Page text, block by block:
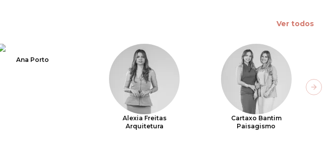
Ver todos
Ana Porto
Alexia Freitas
Arquitetura
Cartaxo Bantim
Paisagismo